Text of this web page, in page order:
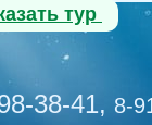
тур
38-41, 8-